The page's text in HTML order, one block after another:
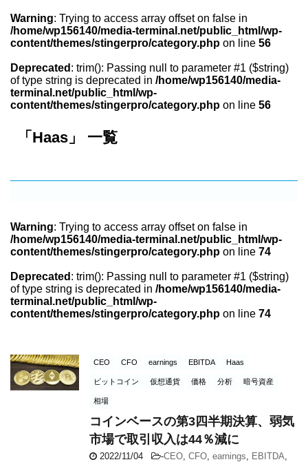
Warning: Trying to access array offset on false in
/home/wp156140/media-terminal.net/public_html/wp-
content/themes/stingerpro/category.php on line 56
Deprecated : trim(): Passing null to parameter #1 ($string)
of type string is deprecated in /home/wp156140/media-
terminal.net/public_html/wp-
content/themes/stingerpro/category.php on line 56
「Haas」 一覧
Warning: Trying to access array offset on false in
/home/wp156140/media-terminal.net/public_html/wp-
content/themes/stingerpro/category.php on line 74
Deprecated : trim(): Passing null to parameter #1 ($string)
of type string is deprecated in /home/wp156140/media-
terminal.net/public_html/wp-
content/themes/stingerpro/category.php on line 74
CEO CFO earnings EBITDA Haas
ビットコイン 仮想通貨 価格 分析 暗号資産
相場
コインベースの第3四半期決算、弱気
市場で取引収入は44％減に
2022/11/04 -CEO CFO earnings EBITDA